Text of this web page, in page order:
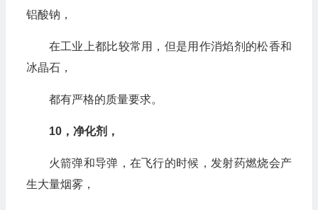
铝酸钠，
在工业上都比较常用，但是用作消焰剂的松香和
冰晶石，
都有严格的质量要求。
10，净化剂，
火箭弹和导弹，在飞行的时候，发射药燃烧会产
生大量烟雾，